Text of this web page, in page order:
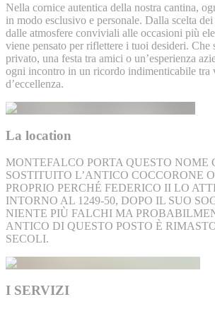
Nella cornice autentica della nostra cantina,
in modo esclusivo e personale. Dalla scelta
dalle atmosfere conviviali alle occasioni più
viene pensato per riflettere i tuoi desideri. Che
privato, una festa tra amici o un’esperienza
ogni incontro in un ricordo indimenticabile tra
d’eccellenza.
La location
MONTEFALCO PORTA QUESTO NOME
SOSTITUITO L’ANTICO COCCORONE
PROPRIO PERCHÉ FEDERICO II LO
INTORNO AL 1249-50, DOPO IL SUO
NIENTE PIÙ FALCHI MA
ANTICO DI QUESTO POSTO È
SECOLI.
I SERVIZI